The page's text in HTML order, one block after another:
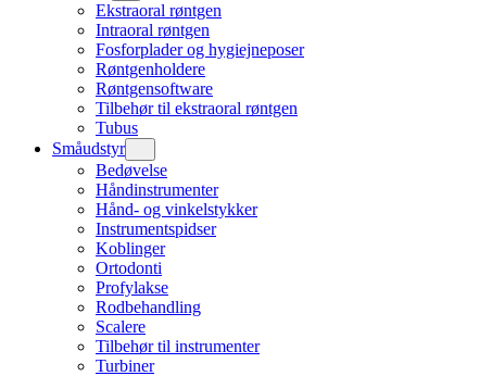
Ekstraoral røntgen
Intraoral røntgen
Fosforplader og hygiejneposer
Røntgenholdere
Røntgensoftware
Tilbehør til ekstraoral røntgen
Tubus
Småudstyr
Bedøvelse
Håndinstrumenter
Hånd- og vinkelstykker
Instrumentspidser
Koblinger
Ortodonti
Profylakse
Rodbehandling
Scalere
Tilbehør til instrumenter
Turbiner